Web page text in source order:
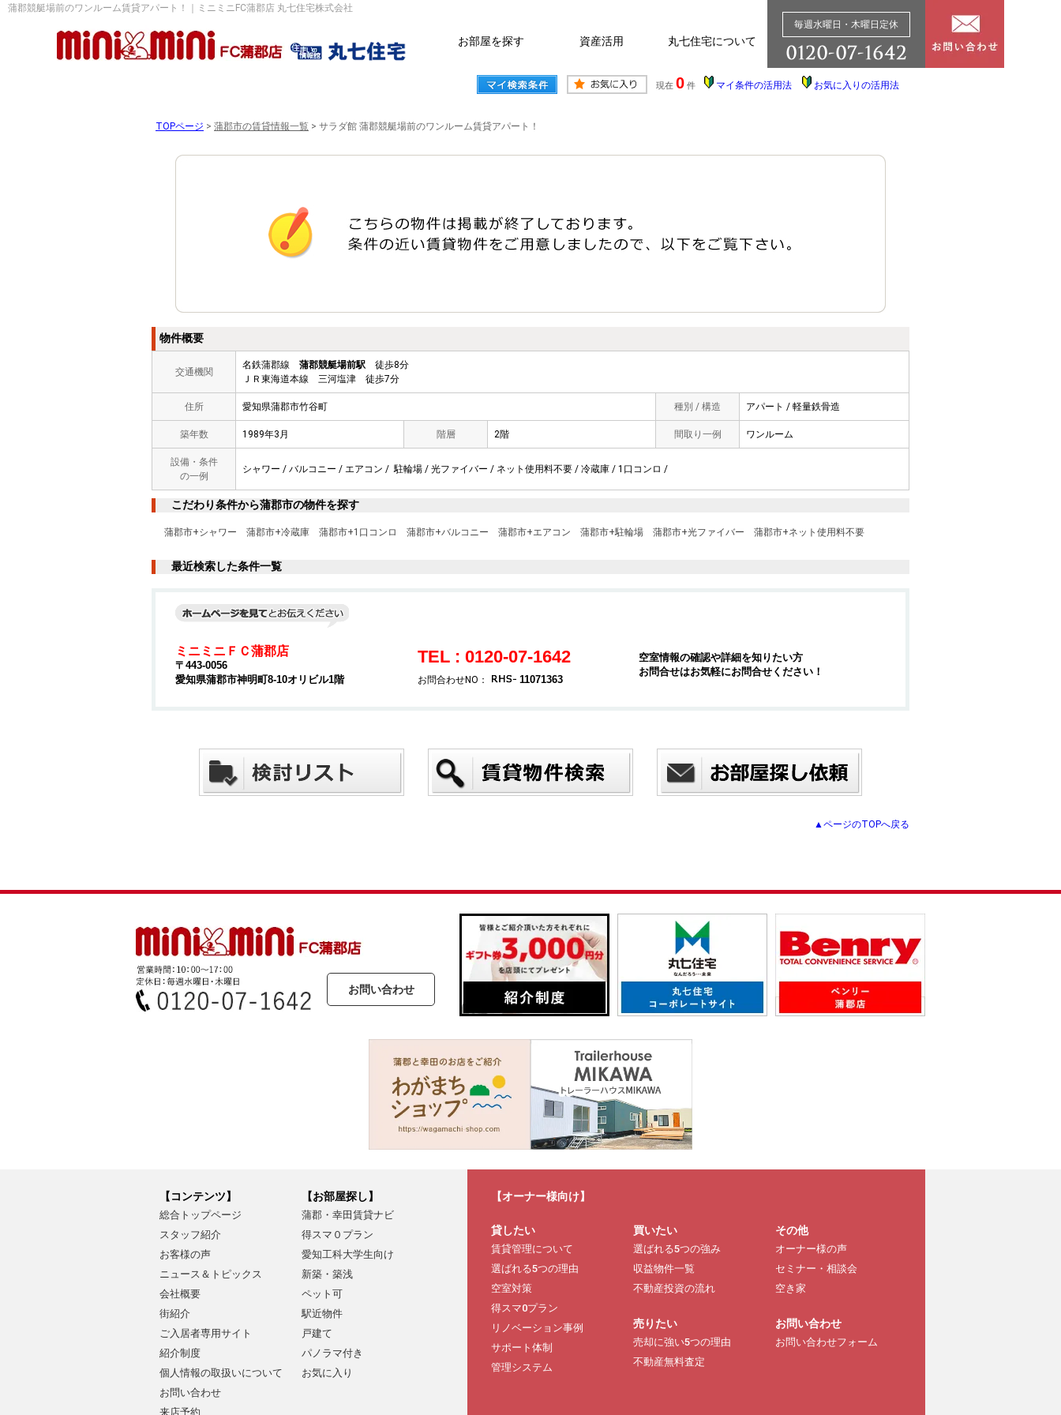
蒲郡競艇場前のワンルーム賃貸アパート！｜ミニミニFC蒲郡店 丸七住宅株式会社
お部屋を探す 資産活用 丸七住宅について
毎週水曜日・木曜日定休
現在 0 件 マイ条件の活用法 お気に入りの活用法
TOPページ > 蒲郡市の賃貸情報一覧 > サラダ館 蒲郡競艇場前のワンルーム賃貸アパート！
物件概要
交通機関
名鉄蒲郡線 蒲郡競艇場前駅 徒歩8分
ＪＲ東海道本線 三河塩津 徒歩7分
住所 愛知県蒲郡市竹谷町 種別 / 構造 アパート / 軽量鉄骨造
築年数 1989年3月 階層 2階 間取り一例 ワンルーム
設備・条件
の一例
シャワー / バルコニー / エアコン / 駐輪場 / 光ファイバー / ネット使用料不要 / 冷蔵庫 / 1口コンロ /
こだわり条件から蒲郡市の物件を探す
蒲郡市+シャワー 蒲郡市+冷蔵庫 蒲郡市+1口コンロ 蒲郡市+バルコニー 蒲郡市+エアコン 蒲郡市+駐輪場 蒲郡市+光ファイバー 蒲郡市+ネット使用料不要
最近検索した条件一覧
ミニミニＦＣ蒲郡店
〒443-0056
愛知県蒲郡市神明町8-10オリビル1階
TEL : 0120-07-1642
お問合わせNO： 11071363
空室情報の確認や詳細を知りたい方
お問合せはお気軽にお問合せください！
▲ページのTOPへ戻る
お問い合わせ
【コンテンツ】
総合トップページ
スタッフ紹介
お客様の声
ニュース＆トピックス
会社概要
街紹介
ご入居者専用サイト
紹介制度
個人情報の取扱いについて
お問い合わせ
来店予約
【お部屋探し】
蒲郡・幸田賃貸ナビ
得スマ０プラン
愛知工科大学生向け
新築・築浅
ペット可
駅近物件
戸建て
パノラマ付き
お気に入り
【オーナー様向け】
貸したい
賃貸管理について
選ばれる5つの理由
空室対策
得スマ0プラン
リノベーション事例
サポート体制
管理システム
買いたい
選ばれる5つの強み
収益物件一覧
不動産投資の流れ
売りたい
売却に強い5つの理由
不動産無料査定
その他
オーナー様の声
セミナー・相談会
空き家
お問い合わせ
お問い合わせフォーム